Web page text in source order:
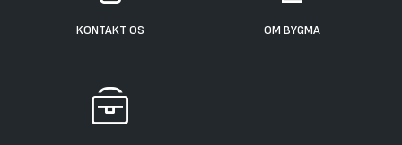
KONTAKT OS OM BYGMA